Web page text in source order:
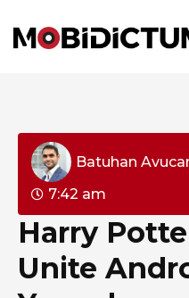
Batuhan
7:42 am
Harry
Unite